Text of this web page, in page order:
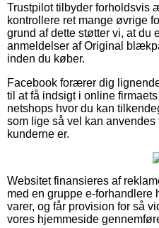
Trustpilot tilbyder forholdsvis
kontrollere ret mange øvrige
grund af dette støtter vi, at du
anmeldelser af Original
inden du køber.
Facebook forærer dig
til at få indsigt i online
netshops hvor du kan
som lige så vel kan
kunderne er.
Websitet finansieres af
med en gruppe e-forhandlere
varer, og får provision for så
vores hjemmeside